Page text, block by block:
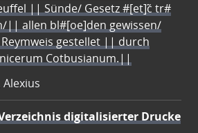
|| Sünde/ Gesetz #[et]c̃ tr#
|| allen bl#[oe]den gewissen/
gestellet || durch
Cotbusianum.||
digitalisierter Drucke